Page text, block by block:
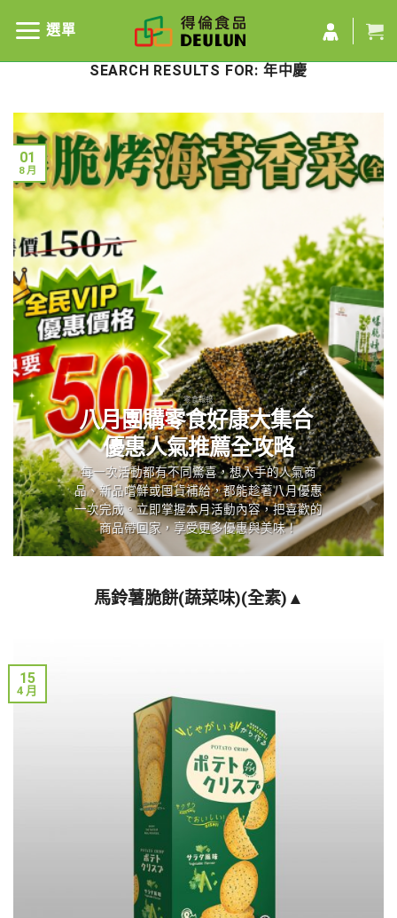
選單
SEARCH RESULTS FOR: 年中慶
零食報報
八月團購零食好康大集合
優惠人氣推薦全攻略
每一次活動都有不同驚喜，想入手的人氣商
品、新品嚐鮮或囤貨補給，都能趁著八月優惠
一次完成。立即掌握本月活動內容，把喜歡的
商品帶回家，享受更多優惠與美味！
01
8 月
馬鈴薯脆餅(蔬菜味)(全素)▲
15
4 月